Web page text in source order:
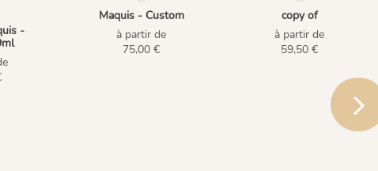
-
Maquis - Custom
à partir de
75,00 €
copy of
à partir de
59,50 €